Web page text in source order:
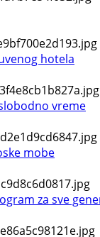
hotela
vreme
mobe
za sve